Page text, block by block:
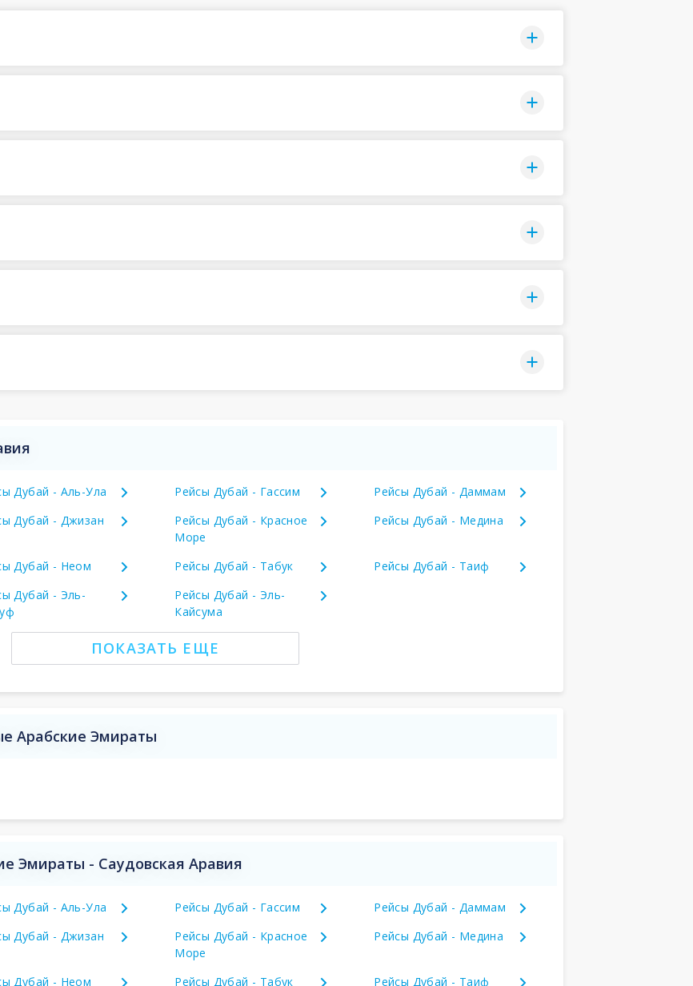
Дубай - Аль-Ула Рейсы Дубай - Гассим
Рейсы Дубай - Даммам
Дубай - Джизан
Рейсы Дубай - Красное
Море
Рейсы Дубай - Медина
Дубай - Неом Рейсы Дубай - Табук
Рейсы Дубай - Таиф
Дубай - Эль-
Рейсы Дубай - Эль-
Кайсума
ПОКАЗАТЬ ЕЩЕ
Арабские Эмираты
Эмираты - Саудовская Аравия
Дубай - Аль-Ула Рейсы Дубай - Гассим
Рейсы Дубай - Даммам
Дубай - Джизан
Рейсы Дубай - Красное
Море
Рейсы Дубай - Медина
Дубай - Неом Рейсы Дубай - Табук Рейсы Дубай - Таиф